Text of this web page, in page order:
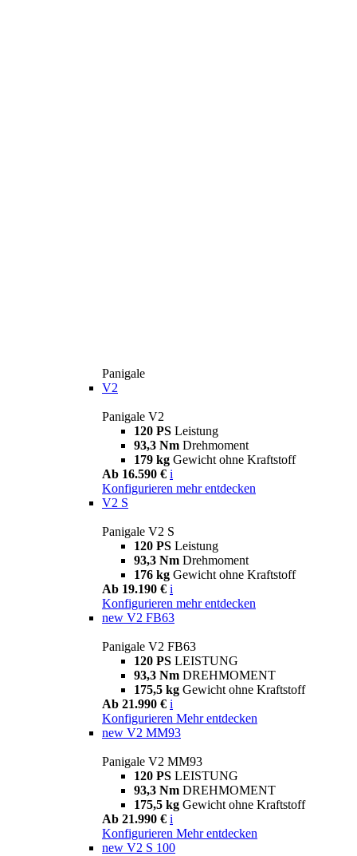
Panigale
V2
Panigale V2
120 PS Leistung
93,3 Nm Drehmoment
179 kg Gewicht ohne Kraftstoff
Ab 16.590 € i
Konfigurieren mehr entdecken
V2 S
Panigale V2 S
120 PS Leistung
93,3 Nm Drehmoment
176 kg Gewicht ohne Kraftstoff
Ab 19.190 € i
Konfigurieren mehr entdecken
new V2 FB63
Panigale V2 FB63
120 PS LEISTUNG
93,3 Nm DREHMOMENT
175,5 kg Gewicht ohne Kraftstoff
Ab 21.990 € i
Konfigurieren Mehr entdecken
new V2 MM93
Panigale V2 MM93
120 PS LEISTUNG
93,3 Nm DREHMOMENT
175,5 kg Gewicht ohne Kraftstoff
Ab 21.990 € i
Konfigurieren Mehr entdecken
new V2 S 100